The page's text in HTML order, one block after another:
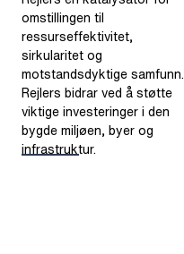
omstillingen til
ressurseffektivitet,
sirkularitet og
motstandsdyktige samfunn.
Rejlers bidrar ved å støtte
viktige investeringer i den
bygde miljøen, byer og
infrastruktur.